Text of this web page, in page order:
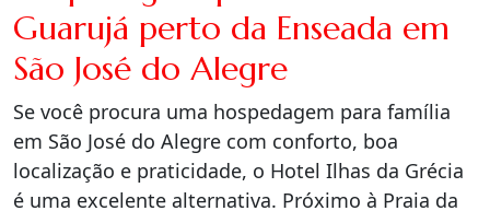
Guarujá perto da Enseada em
São José do Alegre
Se você procura uma hospedagem para família
em São José do Alegre com conforto, boa
localização e praticidade, o Hotel Ilhas da Grécia
é uma excelente alternativa. Próximo à Praia da